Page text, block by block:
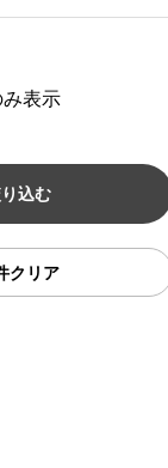
表示
クリア